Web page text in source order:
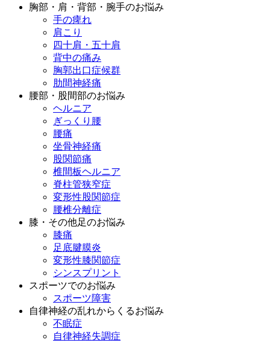
胸部・肩・背部・腕手のお悩み
手の痺れ
肩こり
四十肩・五十肩
背中の痛み
胸郭出口症候群
肋間神経痛
腰部・股間部のお悩み
ヘルニア
ぎっくり腰
腰痛
坐骨神経痛
股関節痛
椎間板ヘルニア
脊柱管狭窄症
変形性股関節症
腰椎分離症
膝・その他足のお悩み
膝痛
足底腱膜炎
変形性膝関節症
シンスプリント
スポーツでのお悩み
スポーツ障害
自律神経の乱れからくるお悩み
不眠症
自律神経失調症